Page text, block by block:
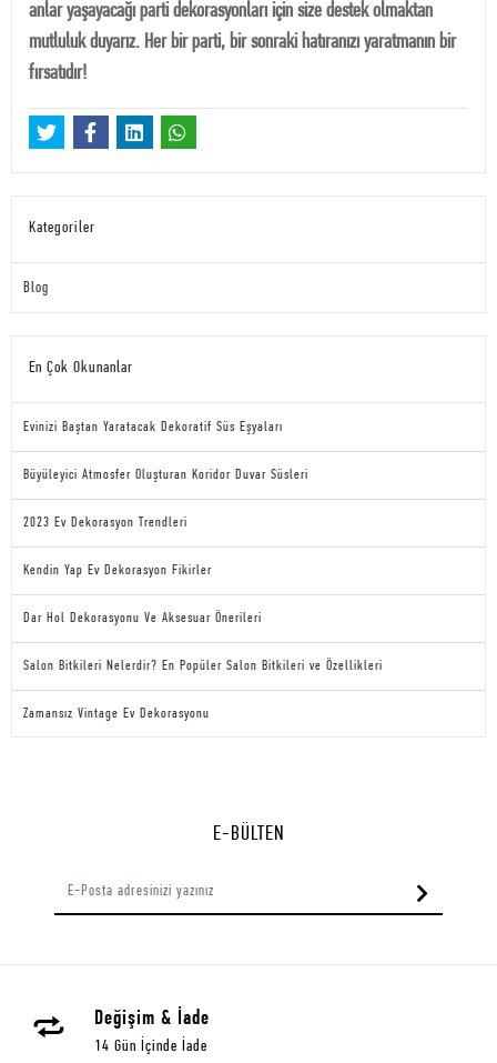
anlar yaşayacağı parti dekorasyonları için size destek olmaktan
mutluluk duyarız. Her bir parti, bir sonraki hatıranızı yaratmanın bir
fırsatıdır!
Kategoriler
Blog
En Çok Okunanlar
Evinizi Baştan Yaratacak Dekoratif Süs Eşyaları
Büyüleyici Atmosfer Oluşturan Koridor Duvar Süsleri
2023 Ev Dekorasyon Trendleri
Kendin Yap Ev Dekorasyon Fikirler
Dar Hol Dekorasyonu Ve Aksesuar Önerileri
Salon Bitkileri Nelerdir? En Popüler Salon Bitkileri ve Özellikleri
Zamansız Vintage Ev Dekorasyonu
E-BÜLTEN
Değişim & İade
14 Gün İçinde İade